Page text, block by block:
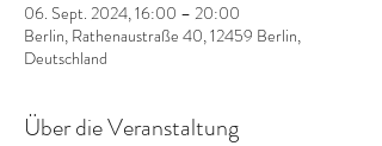
06. Sept. 2024, 16:00 – 20:00
Berlin, Rathenaustraße 40, 12459 Berlin,
Deutschland
Über die Veranstaltung